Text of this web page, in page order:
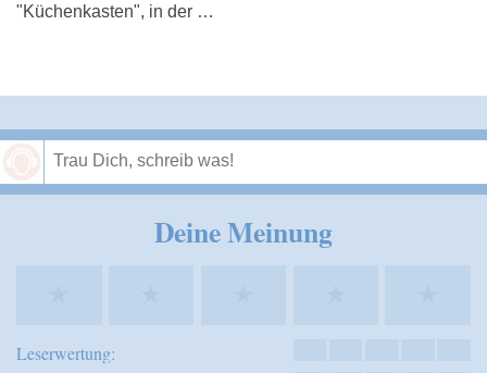
"Küchenkasten", in der …
Deine Meinung
Leserwertung: